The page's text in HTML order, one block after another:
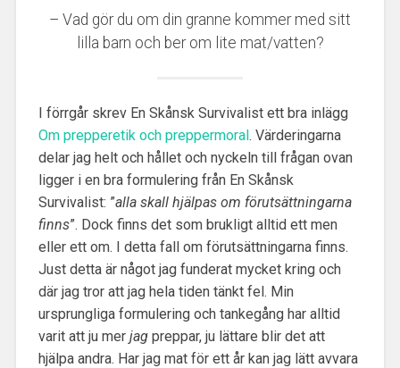
– Vad gör du om din granne kommer med sitt
lilla barn och ber om lite mat/vatten?
I förrgår skrev En Skånsk Survivalist ett bra inlägg
Om prepperetik och preppermoral. Värderingarna
delar jag helt och hållet och nyckeln till frågan ovan
ligger i en bra formulering från En Skånsk
Survivalist: ”alla skall hjälpas om förutsättningarna
finns”. Dock finns det som brukligt alltid ett men
eller ett om. I detta fall om förutsättningarna finns.
Just detta är något jag funderat mycket kring och
där jag tror att jag hela tiden tänkt fel. Min
ursprungliga formulering och tankegång har alltid
varit att ju mer jagpreppar, ju lättare blir det att
hjälpa andra. Har jag mat för ett år kan jag lätt avvara